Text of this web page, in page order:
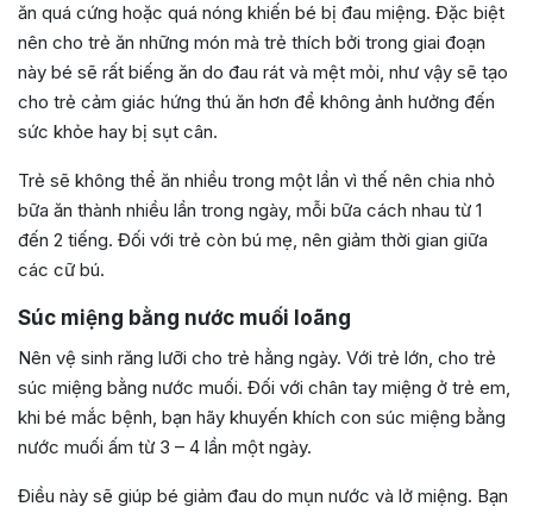
ăn quá cứng hoặc quá nóng khiến bé bị đau miệng. Đặc biệt
nên cho trẻ ăn những món mà trẻ thích bởi trong giai đoạn
này bé sẽ rất biếng ăn do đau rát và mệt mỏi, như vậy sẽ tạo
cho trẻ cảm giác hứng thú ăn hơn để không ảnh hưởng đến
sức khỏe hay bị sụt cân.
Trẻ sẽ không thể ăn nhiều trong một lần vì thế nên chia nhỏ
bữa ăn thành nhiều lần trong ngày, mỗi bữa cách nhau từ 1
đến 2 tiếng. Đối với trẻ còn bú mẹ, nên giảm thời gian giữa
các cữ bú.
Súc miệng bằng nước muối loãng
Nên vệ sinh răng lưỡi cho trẻ hằng ngày. Với trẻ lớn, cho trẻ
súc miệng bằng nước muối. Đối với chân tay miệng ở trẻ em,
khi bé mắc bệnh, bạn hãy khuyến khích con súc miệng bằng
nước muối ấm từ 3 – 4 lần một ngày.
Điều này sẽ giúp bé giảm đau do mụn nước và lở miệng. Bạn